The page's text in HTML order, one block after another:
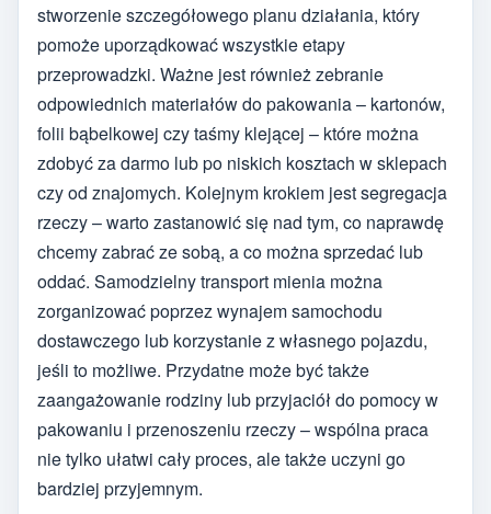
stworzenie szczegółowego planu działania, który
pomoże uporządkować wszystkie etapy
przeprowadzki. Ważne jest również zebranie
odpowiednich materiałów do pakowania – kartonów,
folii bąbelkowej czy taśmy klejącej – które można
zdobyć za darmo lub po niskich kosztach w sklepach
czy od znajomych. Kolejnym krokiem jest segregacja
rzeczy – warto zastanowić się nad tym, co naprawdę
chcemy zabrać ze sobą, a co można sprzedać lub
oddać. Samodzielny transport mienia można
zorganizować poprzez wynajem samochodu
dostawczego lub korzystanie z własnego pojazdu,
jeśli to możliwe. Przydatne może być także
zaangażowanie rodziny lub przyjaciół do pomocy w
pakowaniu i przenoszeniu rzeczy – wspólna praca
nie tylko ułatwi cały proces, ale także uczyni go
bardziej przyjemnym.